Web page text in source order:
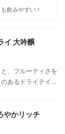
飲みやすい！
イ 大吟醸
、フルーティさを
あるドライテイス
やかリッチ